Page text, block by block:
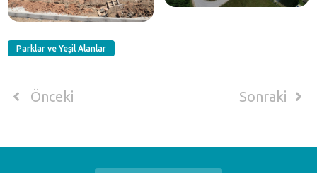
Parklar ve Yeşil Alanlar
Önceki Sonraki